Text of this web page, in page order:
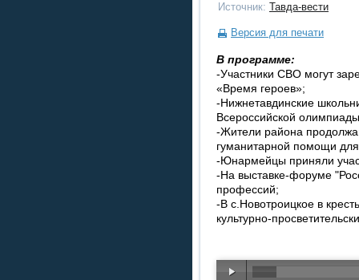
Источник: Тавда-вести
Версия для печати
В программе:
-Участники СВО могут
«Время героев»;
-Нижнетавдинские
Всероссийской
-Жители района
гуманитарной помощи
-Юнармейцы приняли
-На выставке-форуме
профессий;
-В с.Новотроицкое в
культурно-